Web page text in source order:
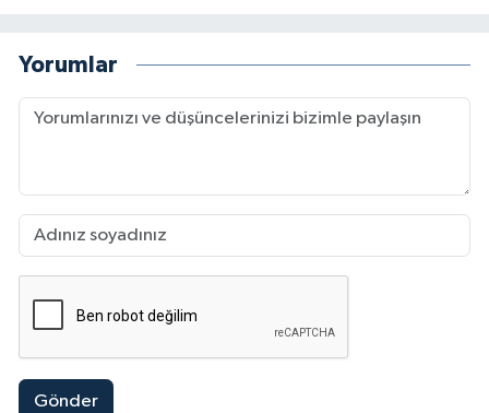
Yorumlar
Gönder